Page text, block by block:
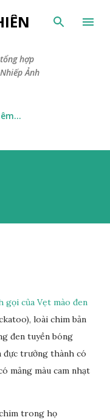
chính
hợp
Ảnh
gọi của Vẹt mào đen
loài chim bản
đen tuyền bóng
đực trưởng thành có
mảng màu cam nhạt
trong họ